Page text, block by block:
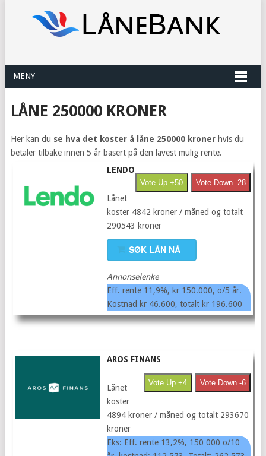
MENY
LÅNE 250000 KRONER
Her kan du se hva det koster å låne 250000 kronerhvis du
betaler tilbake innen 5 år basert på den lavest mulig rente.
LENDO
Vote Up +50 Vote Down -28
Lånet
koster 4842 kroner / måned og totalt
290543 kroner
SØK LÅN NÅ
Annonselenke
Eff. rente 11,9%, kr 150.000, o/5 år.
Kostnad kr 46.600, totalt kr 196.600
AROS FINANS
Vote Up +4 Vote Down -6
Lånet
koster
4894 kroner / måned og totalt 293670
kroner
Eks: Eff. rente 13,2%, 150 000 o/10